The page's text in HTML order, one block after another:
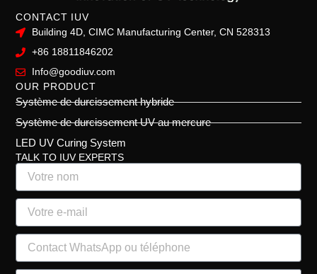
CONTACT IUV
Building 4D, CIMC Manufacturing Center, CN 528313
+86 18811846202
Info@goodiuv.com
OUR PRODUCT
Système de durcissement hybride
Système de durcissement UV au mercure
LED UV Curing System
TALK TO IUV EXPERTS